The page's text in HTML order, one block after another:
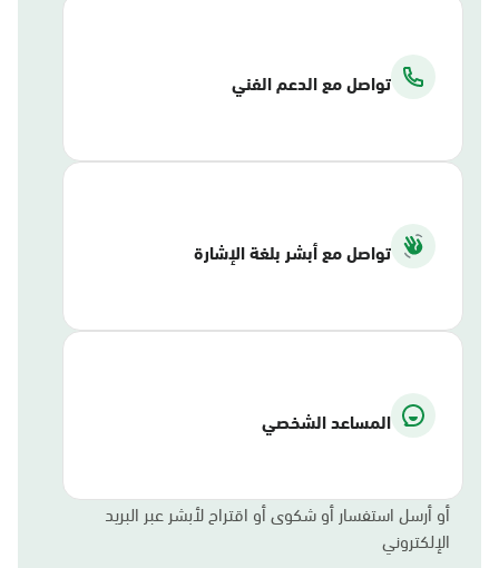
تواصل مع الدعم الفني
تواصل مع أبشر بلغة الإشارة
المساعد الشخصي
أو أرسل استفسار أو شكوى أو اقتراح لأبشر عبر البريد
الإلكتروني